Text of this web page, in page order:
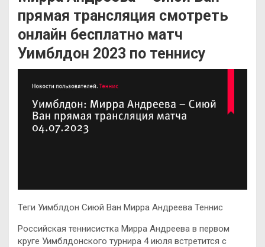
прямая трансляция смотреть
онлайн бесплатно матч
Уимблдон 2023 по теннису
Теги Уимблдон Сиюй Ван Мирра Андреева Теннис
Российская теннисистка Мирра Андреева в первом
круге Уимблдонского турнира 4 июля встретится с